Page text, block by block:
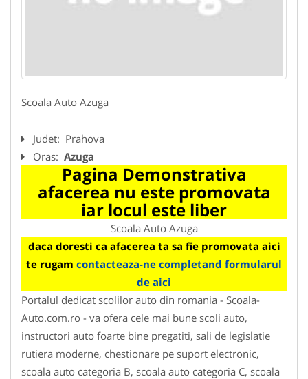
Scoala Auto Azuga
Judet: Prahova
Oras: Azuga
Pagina Demonstrativa
afacerea nu este promovata
iar locul este liber
Scoala Auto Azuga
daca doresti ca afacerea ta sa fie promovata aici
te rugam contacteaza-ne completand formularul
de aici
Portalul dedicat scolilor auto din romania - Scoala-
Auto.com.ro - va ofera cele mai bune scoli auto,
instructori auto foarte bine pregatiti, sali de legislatie
rutiera moderne, chestionare pe suport electronic,
scoala auto categoria B, scoala auto categoria C, scoala